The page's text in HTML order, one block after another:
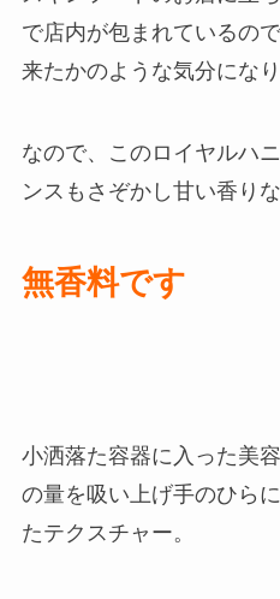
で店内が包まれているの
来たかのような気分になり
なので、このロイヤルハ
ンスもさぞかし甘い香り
無香料です
小洒落た容器に入った美
の量を吸い上げ手のひら
たテクスチャー。